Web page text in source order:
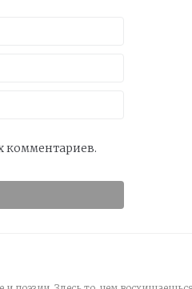
комментариев.